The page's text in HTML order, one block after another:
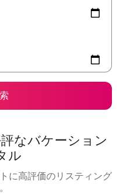
なバケーション
ル
に高評価のリスティング